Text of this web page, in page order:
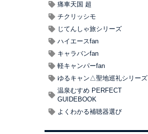
痛車天国 超
チクリッシモ
じてんしゃ旅シリーズ
ハイエースfan
キャラバンfan
軽キャンパーfan
ゆるキャン△聖地巡礼シリーズ
温泉むすめ PERFECT
GUIDEBOOK
よくわかる補聴器選び